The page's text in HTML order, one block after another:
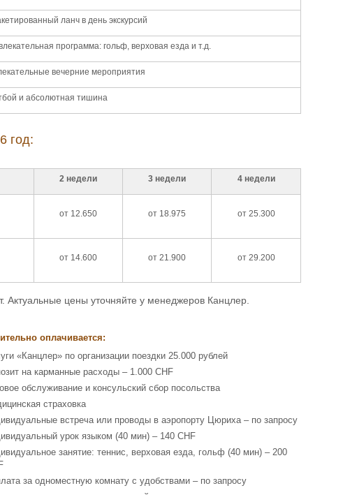
ланч в день экскурсий
программа: гольф, верховая езда и т.д.
вечерние мероприятия
и абсолютная тишина
год:
2 недели 3 недели 4 недели
от 12.650 от 18.975 от 25.300
от 14.600 от 21.900 от 29.200
Актуальные цены уточняйте у менеджеров Канцлер.
оплачивается:
«Канцлер» по организации поездки 25.000 рублей
на карманные расходы – 1.000 CHF
обслуживание и консульский сбор посольства
страховка
встреча или проводы в аэропорту Цюриха – по запросу
урок языком (40 мин) – 140 CHF
занятие: теннис, верховая езда, гольф (40 мин) – 200
за одноместную комнату с удобствами – по запросу